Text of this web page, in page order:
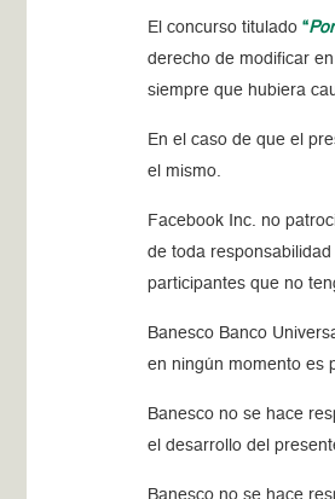
El concurso titulado“
derecho de modificar
siempre que hubiera
En el caso de que el
el mismo.
Facebook Inc. no
de toda
participantes que no
Banesco Banco
en ningún momento es
Banesco no se hace
el desarrollo del
Banesco no se hace